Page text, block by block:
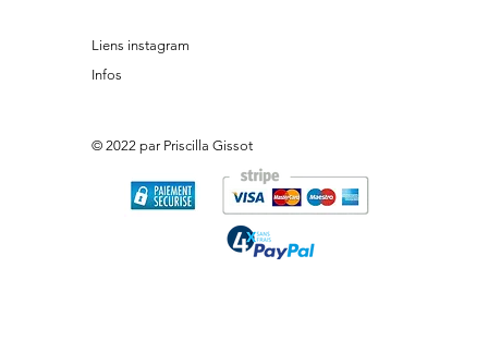
Liens instagram
Infos
© 2022 par Priscilla Gissot